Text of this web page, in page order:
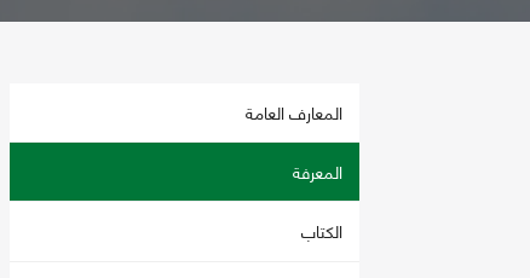
المعارف العامة
المعرفة
الكتاب